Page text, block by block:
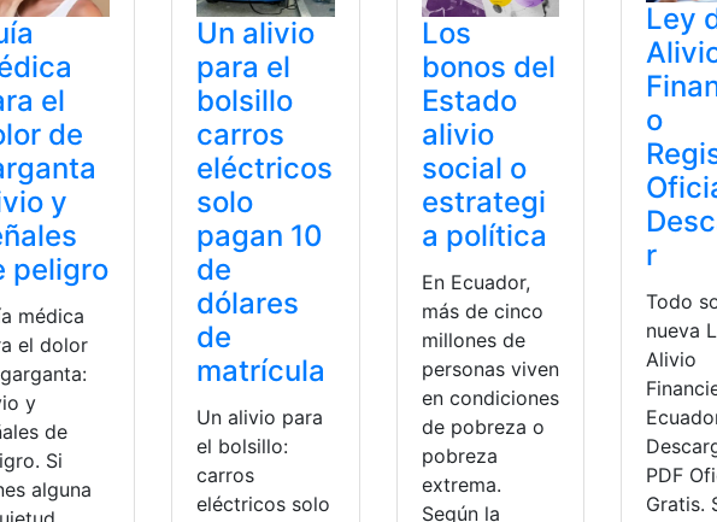
el
de
y
peligro
médica
el dolor
y
de
Si
alguna
Un alivio
para el
bolsillo
carros
eléctricos
solo
pagan 10
de
dólares
de
matrícula
Un alivio para
el bolsillo:
carros
eléctricos solo
Los
bonos del
Estado
alivio
social o
estrategi
a política
En Ecuador,
más de cinco
millones de
personas viven
en condiciones
de pobreza o
pobreza
extrema.
Según la
Ley
o
r
Todo
nueva
Alivio
PDF
Gratis.